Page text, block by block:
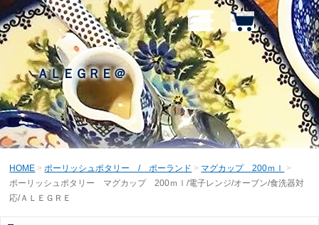
ＡＬＥＧＲＥ＠
HOME ポーリッシュポタリー / ポーランド
マグカップ 200ｍｌ
ポーリッシュポタリー マグカップ 200ｍｌ/電子レンジ/オーブン/食洗器対
応/ＡＬＥＧＲＥ